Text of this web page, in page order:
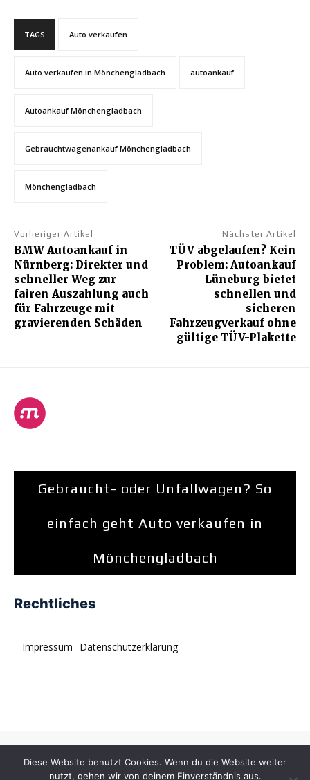
TAGS Auto verkaufen
Auto verkaufen in Mönchengladbach autoankauf
Autoankauf Mönchengladbach
Gebrauchtwagenankauf Mönchengladbach
Mönchengladbach
Vorheriger Artikel
BMW Autoankauf in
Nürnberg: Direkter und
schneller Weg zur
fairen Auszahlung auch
für Fahrzeuge mit
gravierenden Schäden
Nächster Artikel
TÜV abgelaufen? Kein
Problem: Autoankauf
Lüneburg bietet
schnellen und
sicheren
Fahrzeugverkauf ohne
gültige TÜV-Plakette
Gebraucht- oder Unfallwagen? So
einfach geht Auto verkaufen in
Mönchengladbach
Rechtliches
Impressum Datenschutzerklärung
multipurpose Prebuilt Website with a wide range of usability.
Diese Website benutzt Cookies. Wenn du die Website weiter
nutzt, gehen wir von deinem Einverständnis aus.